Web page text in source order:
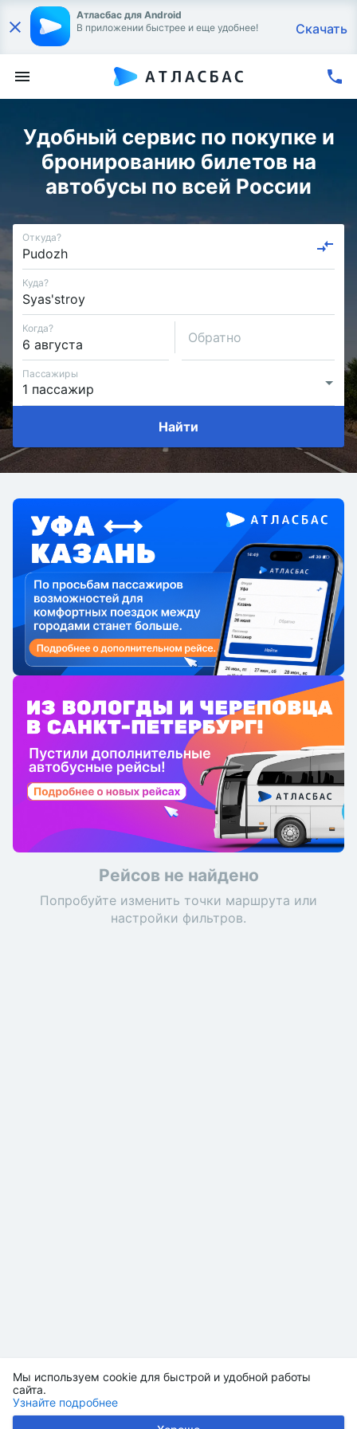
Мы используем cookie для быстрой и удобной работы
сайта.
Узнайте подробнее
Атласбас для Android
В приложении быстрее и еще удобнее!
Скачать
Удобный сервис по покупке и
бронированию билетов на
автобусы по всей России
Откуда?
Куда?
Когда?
Обратно
Пассажиры
Найти
Рейсов не найдено
Попробуйте изменить точки маршрута или
настройки фильтров.